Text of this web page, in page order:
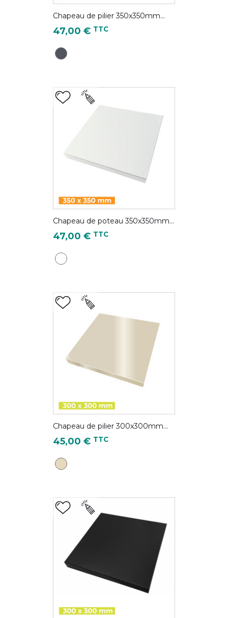
Chapeau de pilier 350x350mm...
Prix
47,00 € TTC
Gris Anthracite - RAL 7016
Chapeau de poteau 350x350mm...
Prix
47,00 € TTC
Blanc pur - RAL 9010
Chapeau de pilier 300x300mm...
Prix
45,00 € TTC
Ivoire clair - RAL 1015